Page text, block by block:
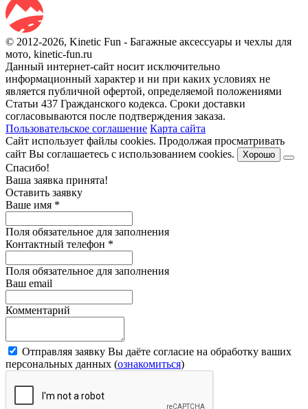
© 2012-2026, Kinetic Fun - Багажные аксессуары и чехлы для
мото, kinetic-fun.ru
Данный интернет-сайт носит исключительно
информационный характер и ни при каких условиях не
является публичной офертой, определяемой положениями
Статьи 437 Гражданского кодекса. Сроки доставки
согласовываются после подтверждения заказа.
Пользовательское соглашение Карта сайта
Сайт использует файлы cookies. Продолжая просматривать
сайт Вы соглашаетесь с использованием cookies.
Хорошо
Спасибо!
Ваша заявка принята!
Оставить заявку
Ваше имя *
Поля обязательное для заполнения
Контактный телефон *
Поля обязательное для заполнения
Ваш email
Комментарий
Отправляя заявку Вы даёте согласие на обработку ваших
персональных данных (ознакомиться)